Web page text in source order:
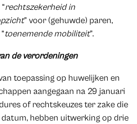
rechtszekerheid in
” voor (gehuwde) paren,
toenemende mobiliteit”.
de verordeningen
toepassing op huwelijken en
aangegaan na 29 januari
of rechtskeuzes ter zake die
datum, hebben uitwerking op drie